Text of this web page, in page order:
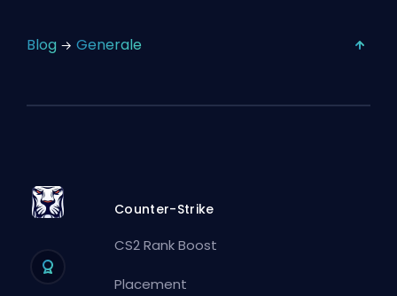
Blog Generale
Counter-Strike
CS2 Rank Boost
Placement